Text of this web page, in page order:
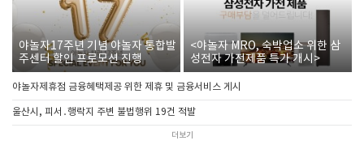
야놀자17주년 기념 야놀자 통합발
주센터 할인 프로모션 진행
<야놀자 MRO, 숙박업소 위한 삼
성전자 가전제품 특가 개시>
야놀자제휴점 금융혜택제공 위한 제휴 및 금융서비스 게시
울산시, 피서․행락지 주변 불법행위 19건 적발
더보기